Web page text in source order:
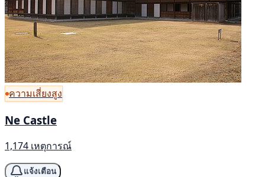
ความเสี่ยงสูง
Ne Castle
1,174 เหตุการณ์
แจ้งเตือน